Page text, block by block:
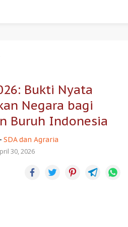
Bukti Nyata
Negara bagi
Buruh Indonesia
- SDA dan Agraria
30, 2026